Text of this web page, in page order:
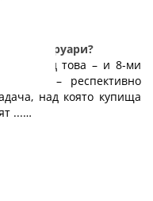
ти февруари?
След това – и 8-ми
– респективно
над която купища
...…